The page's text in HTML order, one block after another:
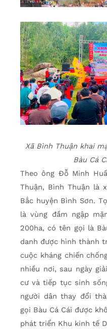
Xã Bình Thuận khai
Bàu Cá
Theo ông Đỗ Minh
Thuận, Bình Thuận là
Bắc huyện Bình Sơn.
là vùng đầm ngập
200ha, có tên gọi là
danh được hình thành
cuộc kháng chiến
nhiều nơi, sau ngày
cư và tiếp tục sinh
người dân thay đổi
gọi Bàu Cá Cái được
phát triển Khu kinh tế